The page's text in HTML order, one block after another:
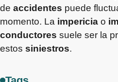
de accidentes puede
momento. La impericia o
conductores suele ser la
estos siniestros.